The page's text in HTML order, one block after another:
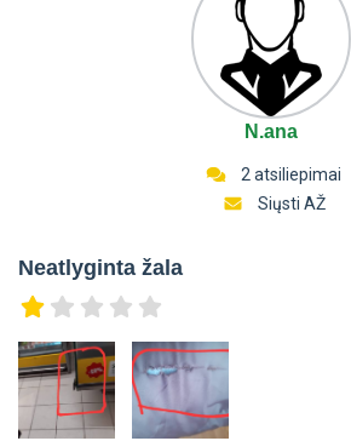
N.ana
2 atsiliepimai
Siųsti AŽ
Neatlyginta žala